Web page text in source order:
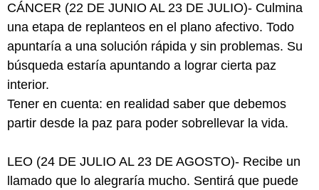
CÁNCER (22 DE JUNIO AL 23 DE JULIO)- Culmina
una etapa de replanteos en el plano afectivo. Todo
apuntaría a una solución rápida y sin problemas. Su
búsqueda estaría apuntando a lograr cierta paz
interior.
Tener en cuenta: en realidad saber que debemos
partir desde la paz para poder sobrellevar la vida.
LEO (24 DE JULIO AL 23 DE AGOSTO)- Recibe un
llamado que lo alegraría mucho. Sentirá que puede